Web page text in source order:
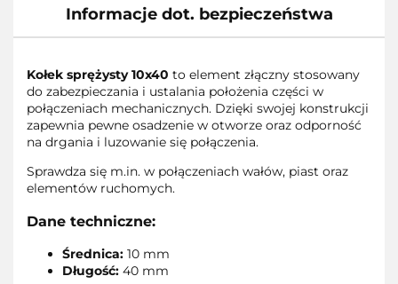
Informacje dot. bezpieczeństwa
Kołek sprężysty 10x40 to element złączny stosowany
do zabezpieczania i ustalania położenia części w
połączeniach mechanicznych. Dzięki swojej konstrukcji
zapewnia pewne osadzenie w otworze oraz odporność
na drgania i luzowanie się połączenia.
Sprawdza się m.in. w połączeniach wałów, piast oraz
elementów ruchomych.
Dane techniczne:
Średnica: 10 mm
Długość: 40 mm